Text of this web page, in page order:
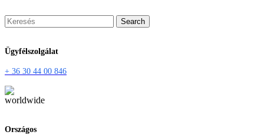
Search
Ügyfélszolgálat
+ 36 30 44 00 846
Országos